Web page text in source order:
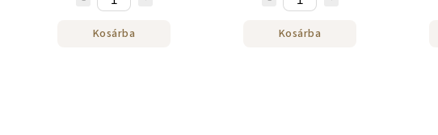
Kosárba Kosárba